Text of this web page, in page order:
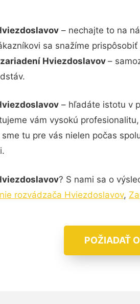
– nechajte to na
sa snažíme
Hviezdoslavov–
– hľadáte istotu v
vám vysokú
tu pre vás nielen počas
? S nami sa o
rozvádzača Hviezdoslavov,
POŽIADAŤ